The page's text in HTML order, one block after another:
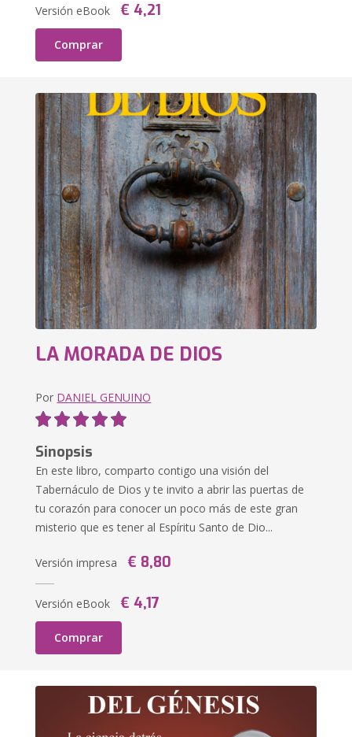
Versión eBook € 4,21
Comprar
LA MORADA DE DIOS
Por DANIEL GENUINO
Sinopsis
En este libro, comparto contigo una visión del
Tabernáculo de Dios y te invito a abrir las puertas de
tu corazón para conocer un poco más de este gran
misterio que es tener al Espíritu Santo de Dio...
Versión impresa € 8,80
Versión eBook € 4,17
Comprar